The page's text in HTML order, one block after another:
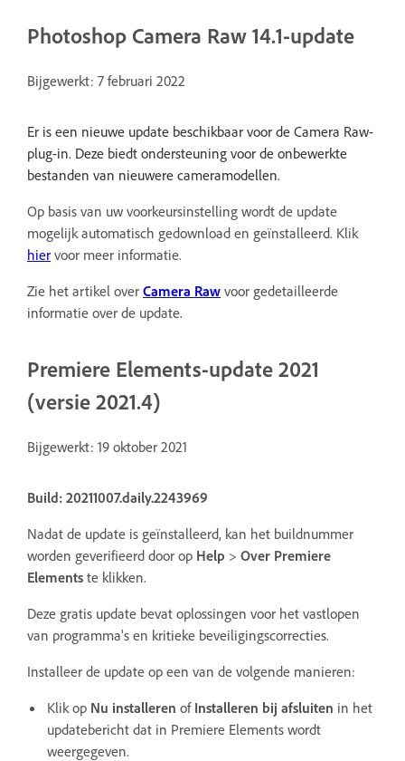
Photoshop Camera Raw 14.1-update
Bijgewerkt: 7 februari 2022
Er is een nieuwe update beschikbaar voor de Camera Raw-
plug-in. Deze biedt ondersteuning voor de onbewerkte
bestanden van nieuwere cameramodellen.
Op basis van uw voorkeursinstelling wordt de update
mogelijk automatisch gedownload en geïnstalleerd. Klik
hier voor meer informatie.
Zie het artikel over Camera Raw voor gedetailleerde
informatie over de update.
Premiere Elements-update 2021
(versie 2021.4)
Bijgewerkt: 19 oktober 2021
Build: 20211007.daily.2243969
Nadat de update is geïnstalleerd, kan het buildnummer
worden geverifieerd door op Help > Over Premiere
Elements te klikken.
Deze gratis update bevat oplossingen voor het vastlopen
van programma's en kritieke beveiligingscorrecties.
Installeer de update op een van de volgende manieren:
Klik op Nu installeren of Installeren bij afsluiten in het
updatebericht dat in Premiere Elements wordt
weergegeven.